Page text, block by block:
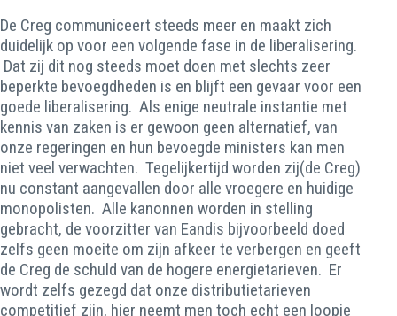
De Creg communiceert steeds meer en maakt zich
duidelijk op voor een volgende fase in de liberalisering.
Dat zij dit nog steeds moet doen met slechts zeer
beperkte bevoegdheden is en blijft een gevaar voor een
goede liberalisering. Als enige neutrale instantie met
kennis van zaken is er gewoon geen alternatief, van
onze regeringen en hun bevoegde ministers kan men
niet veel verwachten. Tegelijkertijd worden zij(de Creg)
nu constant aangevallen door alle vroegere en huidige
monopolisten. Alle kanonnen worden in stelling
gebracht, de voorzitter van Eandis bijvoorbeeld doed
zelfs geen moeite om zijn afkeer te verbergen en geeft
de Creg de schuld van de hogere energietarieven. Er
wordt zelfs gezegd dat onze distributietarieven
competitief zijn, hier neemt men toch echt een loopje